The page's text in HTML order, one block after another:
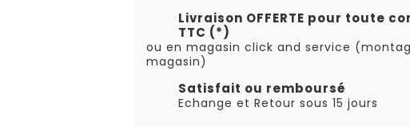
Livraison OFFERTE pour toute
TTC (*)
ou en magasin click and service
magasin)
Satisfait ou remboursé
Echange et Retour sous 15 jours